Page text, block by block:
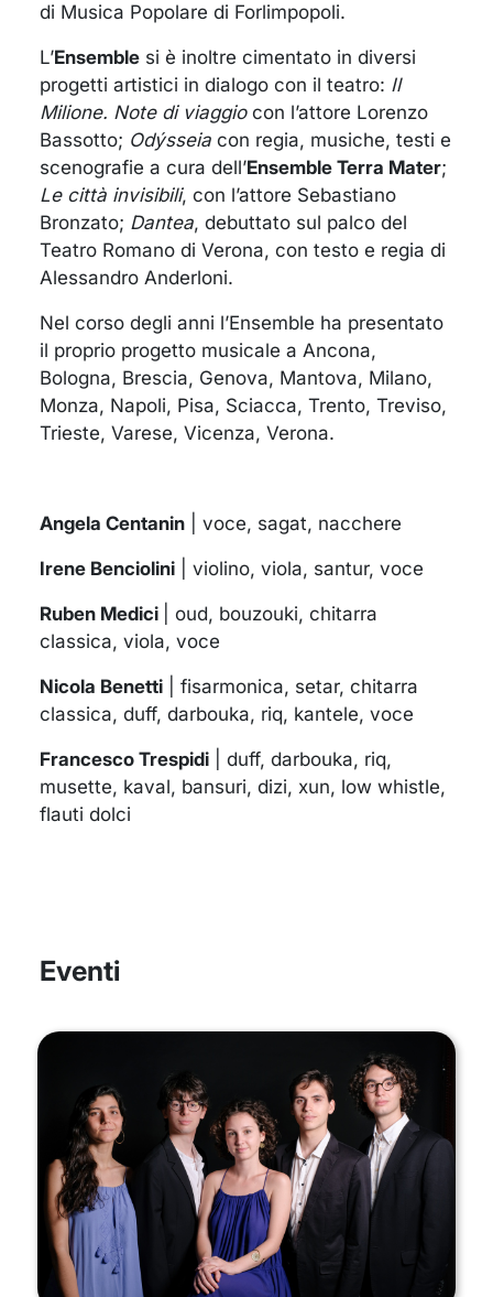
di Musica Popolare di Forlimpopoli.
L’Ensemble si è inoltre cimentato in diversi
progetti artistici in dialogo con il teatro: Il
Milione. Note di viaggio con l’attore Lorenzo
Bassotto; Odýsseia con regia, musiche, testi e
scenografie a cura dell’Ensemble Terra Mater;
Le città invisibili, con l’attore Sebastiano
Bronzato; Dantea, debuttato sul palco del
Teatro Romano di Verona, con testo e regia di
Alessandro Anderloni.
Nel corso degli anni l’Ensemble ha presentato
il proprio progetto musicale a Ancona,
Bologna, Brescia, Genova, Mantova, Milano,
Monza, Napoli, Pisa, Sciacca, Trento, Treviso,
Trieste, Varese, Vicenza, Verona.
Angela Centanin | voce, sagat, nacchere
Irene Benciolini | violino, viola, santur, voce
Ruben Medici
| oud, bouzouki, chitarra
classica, viola, voce
Nicola Benetti | fisarmonica, setar, chitarra
classica, duff, darbouka, riq, kantele, voce
Francesco Trespidi | duff, darbouka, riq,
musette, kaval, bansuri, dizi, xun, low whistle,
flauti dolci
Eventi